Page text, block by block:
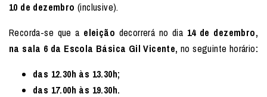
10 de dezembro (inclusive).
Recorda-se que a eleição decorrerá no dia 14 de dezembro,
na sala 6 da Escola Básica Gil Vicente, no seguinte horário:
das 12.30h às 13.30h;
das 17.00h às 19.30h.